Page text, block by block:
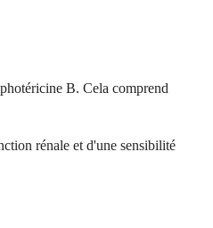
B. Cela comprend
rénale et d'une sensibilité